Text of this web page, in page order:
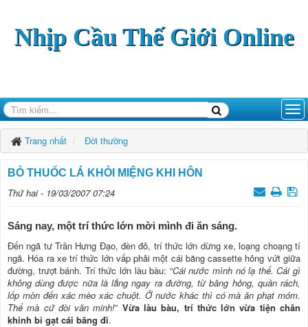
Nhịp Cầu Thế Giới Online
Trang nhất Đời thường
BỎ THUỐC LÁ KHỎI MIỆNG KHI HÔN
Thứ hai - 19/03/2007 07:24
Sáng nay, một trí thức lớn mời mình đi ăn sáng.
Đến ngã tư Trần Hưng Đạo, đèn đỏ, trí thức lớn dừng xe, loạng choạng tí
ngã. Hóa ra xe trí thức lớn vấp phải một cái băng cassette hỏng vứt giữa
đường, trượt bánh. Trí thức lớn làu bàu: “Cái nước mình nó lạ thế. Cái gì
không dùng được nữa là lẳng ngay ra đường, từ băng hỏng, quần rách,
lốp mòn đến xác mèo xác chuột. Ở nước khác thì có mà ăn phạt móm.
Thế mà cứ đòi văn minh!” Vừa làu bàu, trí thức lớn vừa tiện chân
khinh bỉ gạt cái băng đi.